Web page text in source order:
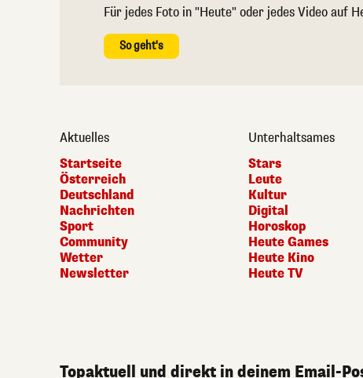
Für jedes Foto in "Heute" oder jedes Video auf
So geht's
Aktuelles
Startseite
Österreich
Deutschland
Nachrichten
Sport
Community
Wetter
Newsletter
Unterhaltsames
Stars
Leute
Kultur
Digital
Horoskop
Heute Games
Heute Kino
Heute TV
Topaktuell und direkt in deinem Email-